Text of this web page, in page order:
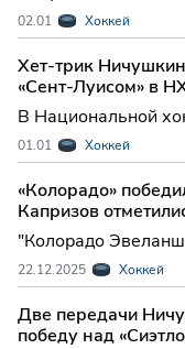
состав на зимние
Милане и Кортина-
лидеров НХЛ —
Джека Хьюза. Для
предстоящий
02.01 Хоккей
Хет-трик
«Сент-Луисом» в
В Национальной
обошлось без
индивидуальных
на своем льду не
одержав
встреча не тол
01.01 Хоккей
«Колорадо»
Капризов
"Колорадо
матче регулярного
хоккейной лиги
завершилась
22.12.2025 Хоккей
Две передачи
победу над